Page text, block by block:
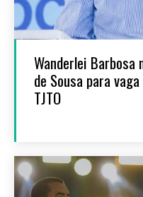
Wanderlei Barbosa
de Sousa para
TJTO